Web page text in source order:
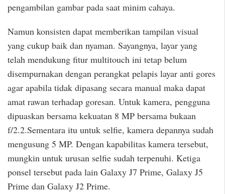
pengambilan gambar pada saat minim cahaya.
Namun konsisten dapat memberikan tampilan visual
yang cukup baik dan nyaman. Sayangnya, layar yang
telah mendukung fitur multitouch ini tetap belum
disempurnakan dengan perangkat pelapis layar anti gores
agar apabila tidak dipasang secara manual maka dapat
amat rawan terhadap goresan. Untuk kamera, pengguna
dipuaskan bersama kekuatan 8 MP bersama bukaan
f/2.2.Sementara itu untuk selfie, kamera depannya sudah
mengusung 5 MP. Dengan kapabilitas kamera tersebut,
mungkin untuk urusan selfie sudah terpenuhi. Ketiga
ponsel tersebut pada lain Galaxy J7 Prime, Galaxy J5
Prime dan Galaxy J2 Prime.